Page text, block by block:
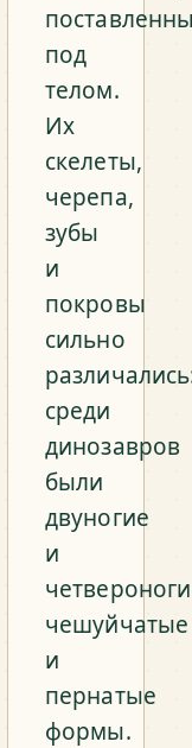
под
телом.
Их
скелеты,
черепа,
зубы
и
покровы
сильно
среди
динозавров
были
двуногие
и
чешуйчатые
и
пернатые
формы.